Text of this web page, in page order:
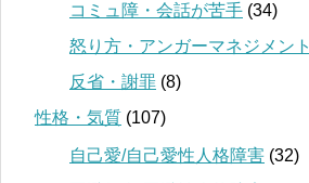
コミュ障・会話が苦手 (34)
怒り方・アンガーマネジメント
反省・謝罪 (8)
性格・気質 (107)
自己愛/自己愛性人格障害 (32)